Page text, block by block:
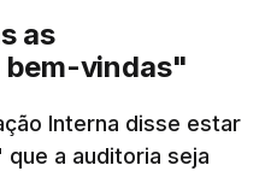
na cidade de
nos escombros,
à agência Reuters.
as
bem-vindas"
Interna disse estar
a auditoria seja